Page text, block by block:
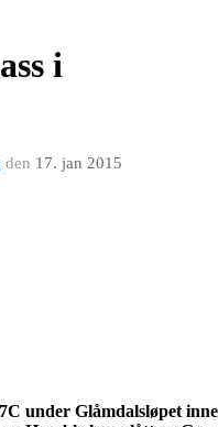
i
den 17. jan 2015
under Glåmdalsløpet inne